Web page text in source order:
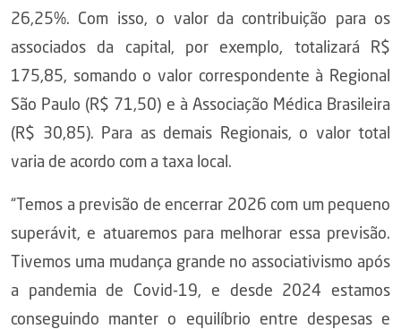
26,25%. Com isso, o valor da contribuição para os
associados da capital, por exemplo, totalizará R$
175,85, somando o valor correspondente à Regional
São Paulo (R$ 71,50) e à Associação Médica Brasileira
(R$ 30,85). Para as demais Regionais, o valor total
varia de acordo com a taxa local.
“Temos a previsão de encerrar 2026 com um pequeno
superávit, e atuaremos para melhorar essa previsão.
Tivemos uma mudança grande no associativismo após
a pandemia de Covid-19, e desde 2024 estamos
conseguindo manter o equilíbrio entre despesas e